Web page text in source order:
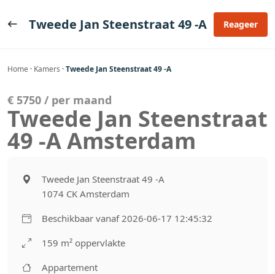
naar
Tweede Jan Steenstraat 49 -A Reageer
Home · Kamers ·Tweede Jan Steenstraat 49 -A
€ 5750 / per maand
Tweede Jan Steenstraat
49 -A Amsterdam
Tweede Jan Steenstraat 49 -A
1074 CK Amsterdam
Beschikbaar vanaf 2026-06-17 12:45:32
159 m² oppervlakte
Appartement